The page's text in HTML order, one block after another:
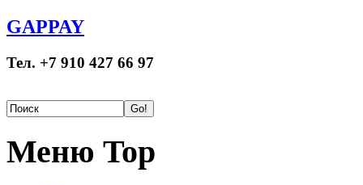
GAPPAY
Тел. +7 910 427 66 97
Меню Top